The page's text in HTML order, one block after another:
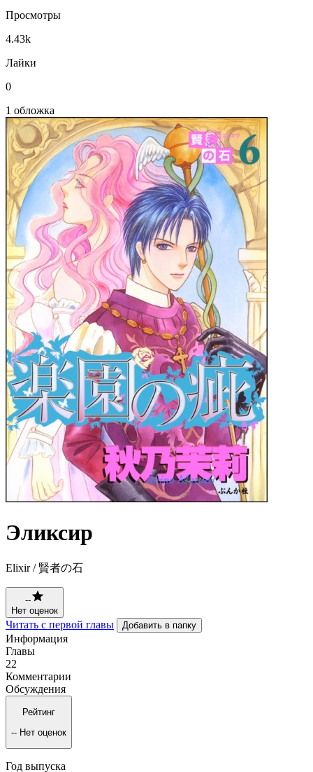
Просмотры
4.43k
Лайки
0
1 обложка
Эликсир
Elixir / 賢者の石
--
Нет оценок
Читать с первой главы Добавить в папку
Информация
Главы
22
Комментарии
Обсуждения
Рейтинг
-- Нет оценок
Год выпуска